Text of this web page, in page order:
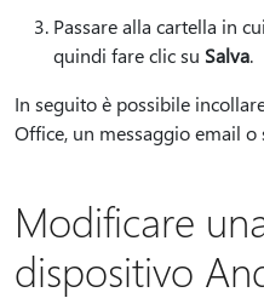
Passare alla cartella in
quindi fare clic su Salva.
In seguito è possibile
Office, un messaggio email o
Modificare
dispositivo